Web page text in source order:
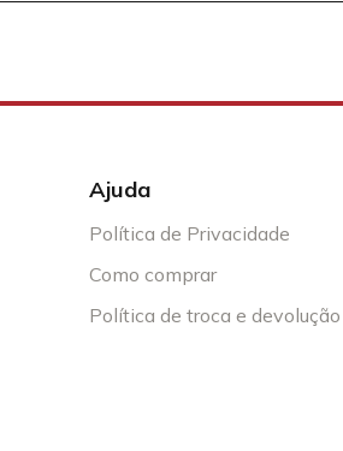
Ajuda
Política de Privacidade
Como comprar
Política de troca e devolução